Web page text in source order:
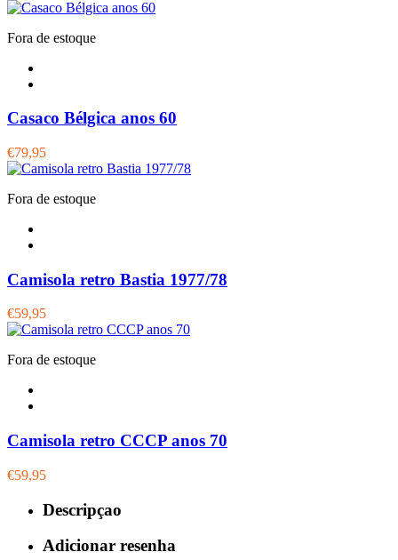
Fora de estoque
Casaco Bélgica anos 60
€79,95
Fora de estoque
Camisola retro Bastia 1977/78
€59,95
Fora de estoque
Camisola retro CCCP anos 70
€59,95
Descripçao
Adicionar resenha